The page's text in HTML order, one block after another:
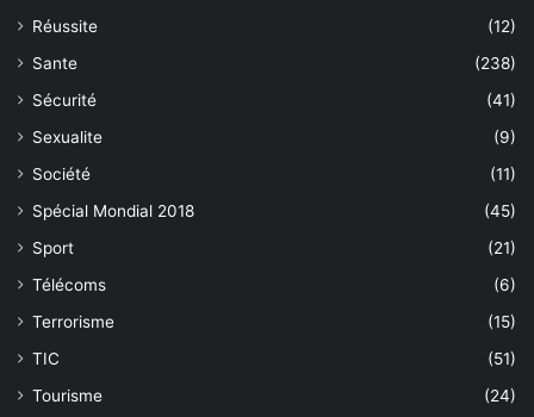
Réussite
(12)
Sante
(238)
Sécurité
(41)
Sexualite
(9)
Société
(11)
Spécial Mondial 2018
(45)
Sport
(21)
Télécoms
(6)
Terrorisme
(15)
TIC
(51)
Tourisme
(24)